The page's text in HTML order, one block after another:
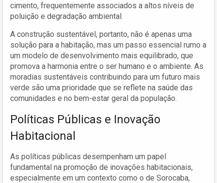
cimento, frequentemente associados a altos níveis de
poluição e degradação ambiental.
A construção sustentável, portanto, não é apenas uma
solução para a habitação, mas um passo essencial rumo a
um modelo de desenvolvimento mais equilibrado, que
promova a harmonia entre o ser humano e o ambiente. As
moradias sustentáveis contribuindo para um futuro mais
verde são uma prioridade que se reflete na saúde das
comunidades e no bem-estar geral da população.
Políticas Públicas e Inovação
Habitacional
As políticas públicas desempenham um papel
fundamental na promoção de inovações habitacionais,
especialmente em um contexto como o de Sorocaba,